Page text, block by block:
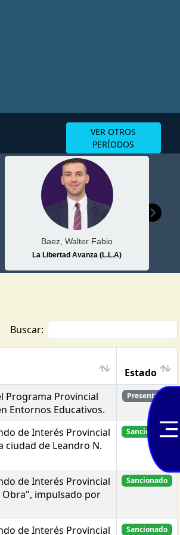
VER OTROS
PERÍODOS
Baez, Walter Fabio
La Libertad Avanza (L.L.A)
Buscar:
Estado
Programa Provincial
Entornos Educativos.
Presentado
de Interés Provincial
ciudad de Leandro N.
Sancionado
de Interés Provincial
Obra", impulsado por
Sancionado
de Interés Provincial Sancionado